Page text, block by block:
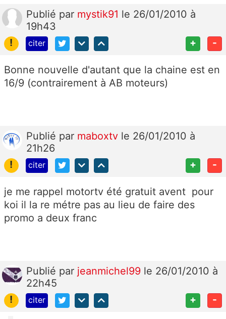
Publié par mystik91 le 26/01/2010 à
19h43
!
citer + -
Bonne nouvelle d'autant que la chaine est en
16/9 (contrairement à AB moteurs)
Publié par maboxtv le 26/01/2010 à
21h26
!
citer + -
je me rappel motortv été gratuit avent pour
koi il la re métre pas au lieu de faire des
promo a deux franc
Publié par jeanmichel99 le 26/01/2010 à
22h45
!
citer + -